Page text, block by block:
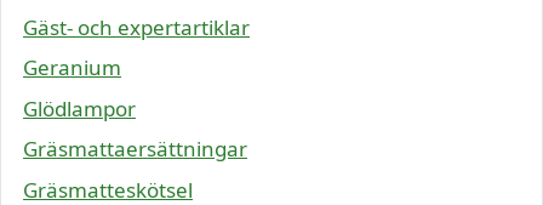
Gäst- och expertartiklar
Geranium
Glödlampor
Gräsmattaersättningar
Gräsmatteskötsel